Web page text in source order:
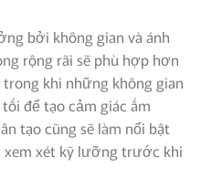
bởi không gian và ánh
rộng rãi sẽ phù hợp hơn
khi những không gian
để tạo cảm giác ấm
tạo cũng sẽ làm nổi bật
xem xét kỹ lưỡng trước khi